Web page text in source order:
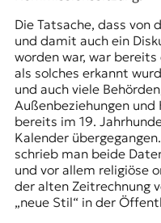
Die Tatsache, dass von
und damit auch ein
worden war, war
als solches erkannt
und auch viele
Außenbeziehungen
bereits im 19.
Kalender
schrieb man beide
und vor allem religiöse
der alten Zeitrechnung
„neue Stil“ in der